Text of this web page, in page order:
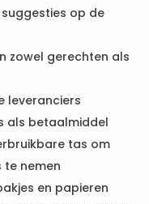
op de
zowel gerechten als
leveranciers
als betaalmiddel
tas om
te nemen
en papieren